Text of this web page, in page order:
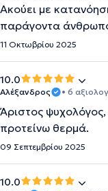
Ακούει με
παράγοντα
11 Οκτωβρίου 2025
10.0
Αλέξανδρος • 6
Άριστος
προτείνω θερμά.
09 Σεπτεμβρίου 2025
10.0